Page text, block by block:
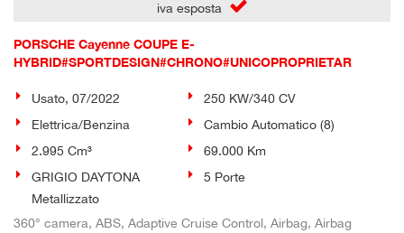
iva esposta
PORSCHE Cayenne COUPE E-
HYBRID#SPORTDESIGN#CHRONO#UNICOPROPRIETAR
Usato, 07/2022
250 KW/340 CV
Elettrica/Benzina
Cambio Automatico (8)
2.995 Cm³
69.000 Km
GRIGIO DAYTONA
Metallizzato
5 Porte
360° camera, ABS, Adaptive Cruise Control, Airbag, Airbag